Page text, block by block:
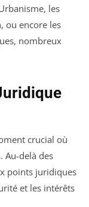
les
ou encore les
nombreux
crucial où
Au-delà des
points juridiques
et les intérêts